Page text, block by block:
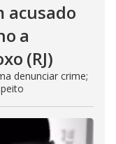
acusado
a
(RJ)
denunciar crime;